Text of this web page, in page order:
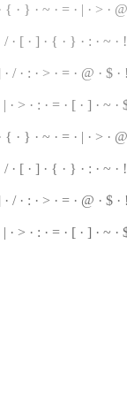
{ · } · ~ · = · | · > ·
/ · [ · ] · { · } · : · ~ ·
/ · : · > · = · @ · $
· > · : · = · [ · ] · ~
{ · } · ~ · = · | · > ·
/ · [ · ] · { · } · : · ~ ·
/ · : · > · = · @ · $
· > · : · = · [ · ] · ~ ·